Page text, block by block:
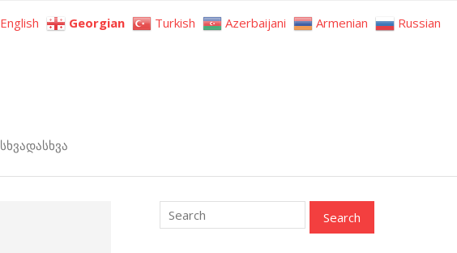
სხვადასხვა
English Georgian Turkish Azerbaijani Armenian Russian